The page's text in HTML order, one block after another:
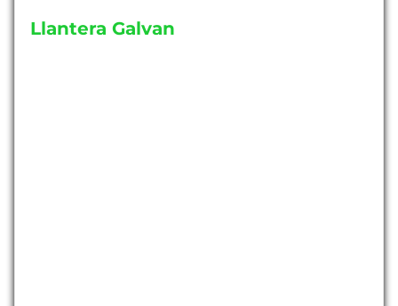
Llantera Galvan